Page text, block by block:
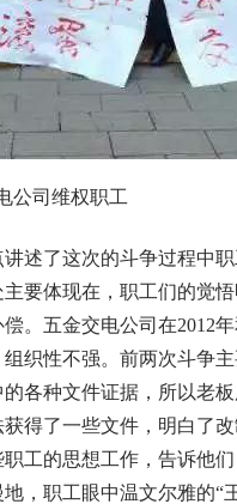
公司维权职工
述了这次的斗争过程中
要体现在，职工们的觉
。五金交电公司在2012
织性不强。前两次斗争主
各种文件证据，所以老
得了一些文件，明白了
工的思想工作，告诉他们
，职工眼中温文尔雅的“